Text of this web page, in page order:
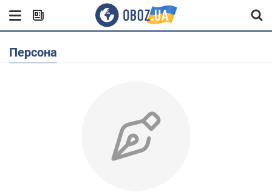
Персона